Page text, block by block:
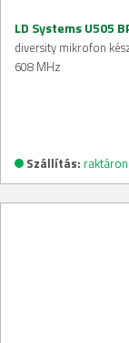
LD Systems U505
diversity mikrofon
608 MHz
Szállítás: raktáron